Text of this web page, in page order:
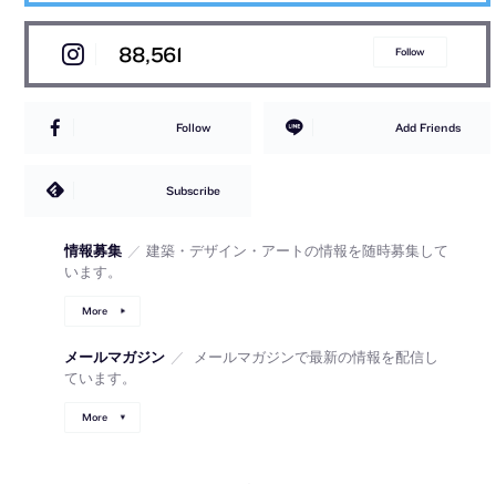
88,561 Follow
Follow Add Friends
Subscribe
情報募集 ／ 建築・デザイン・アートの情報を随時募集して
います。
More
メールマガジン ／
メールマガジンで最新の情報を配信し
ています。
More